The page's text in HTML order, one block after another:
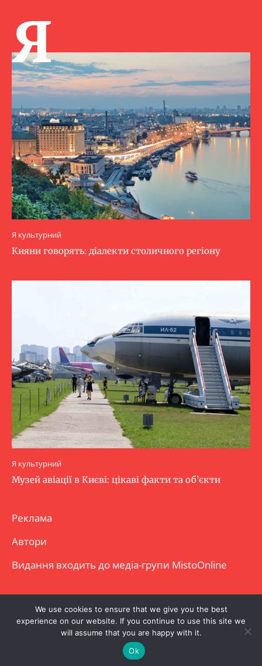
Я
Я культурний
Кияни говорять: діалекти столичного регіону
Я культурний
Музей авіації в Києві: цікаві факти та об’єкти
Реклама
Автори
Видання входить до медіа-групи MistoOnline
Copyright © Повне використання матеріалу
заборонено. Частково можна з гіперпосиланням.
We use cookies to ensure that we give you the best
experience on our website. If you continue to use this site we
will assume that you are happy with it.
Ok